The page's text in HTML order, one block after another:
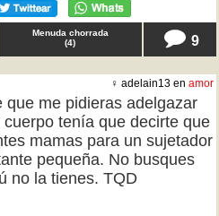
Menuda chorrada
(4) 9
♀ adelain13 en amor
que me pidieras adelgazar
tenía que decirte que
mamas para un sujetador
pequeña. No busques
no la tienes. TQD